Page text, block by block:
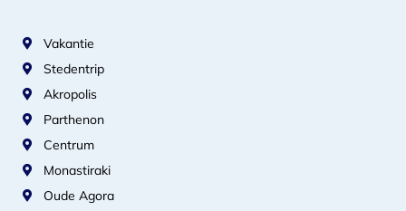
Vakantie
Stedentrip
Akropolis
Parthenon
Centrum
Monastiraki
Oude Agora